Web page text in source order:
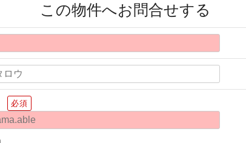
この物件へお問合せする
必須